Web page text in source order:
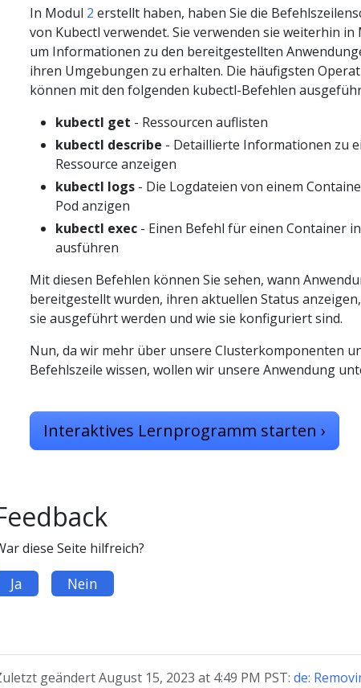
In Modul 2 erstellt haben, haben Sie die
von Kubectl verwendet. Sie verwenden sie weiterhin in
um Informationen zu den bereitgestellten
ihren Umgebungen zu erhalten. Die häufigsten
können mit den folgenden kubectl-Befehlen
kubectl get - Ressourcen auflisten
kubectl describe - Detaillierte Informationen zu
Ressource anzeigen
kubectl logs - Die Logdateien von einem
Pod anzigen
kubectl exec - Einen Befehl für einen Container
ausführen
Mit diesen Befehlen können Sie sehen, wann
bereitgestellt wurden, ihren aktuellen Status
sie ausgeführt werden und wie sie konfiguriert sind.
Nun, da wir mehr über unsere Clusterkomponenten
Befehlszeile wissen, wollen wir unsere Anwendung
Interaktives Lernprogramm starten ›
diese Seite hilfreich?
Ja Nein
geändert August 15, 2023 at 4:49 PM PST: de: